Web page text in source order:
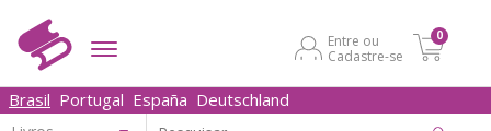
Entre ou
Cadastre-se
0
Brasil Portugal España Deutschland